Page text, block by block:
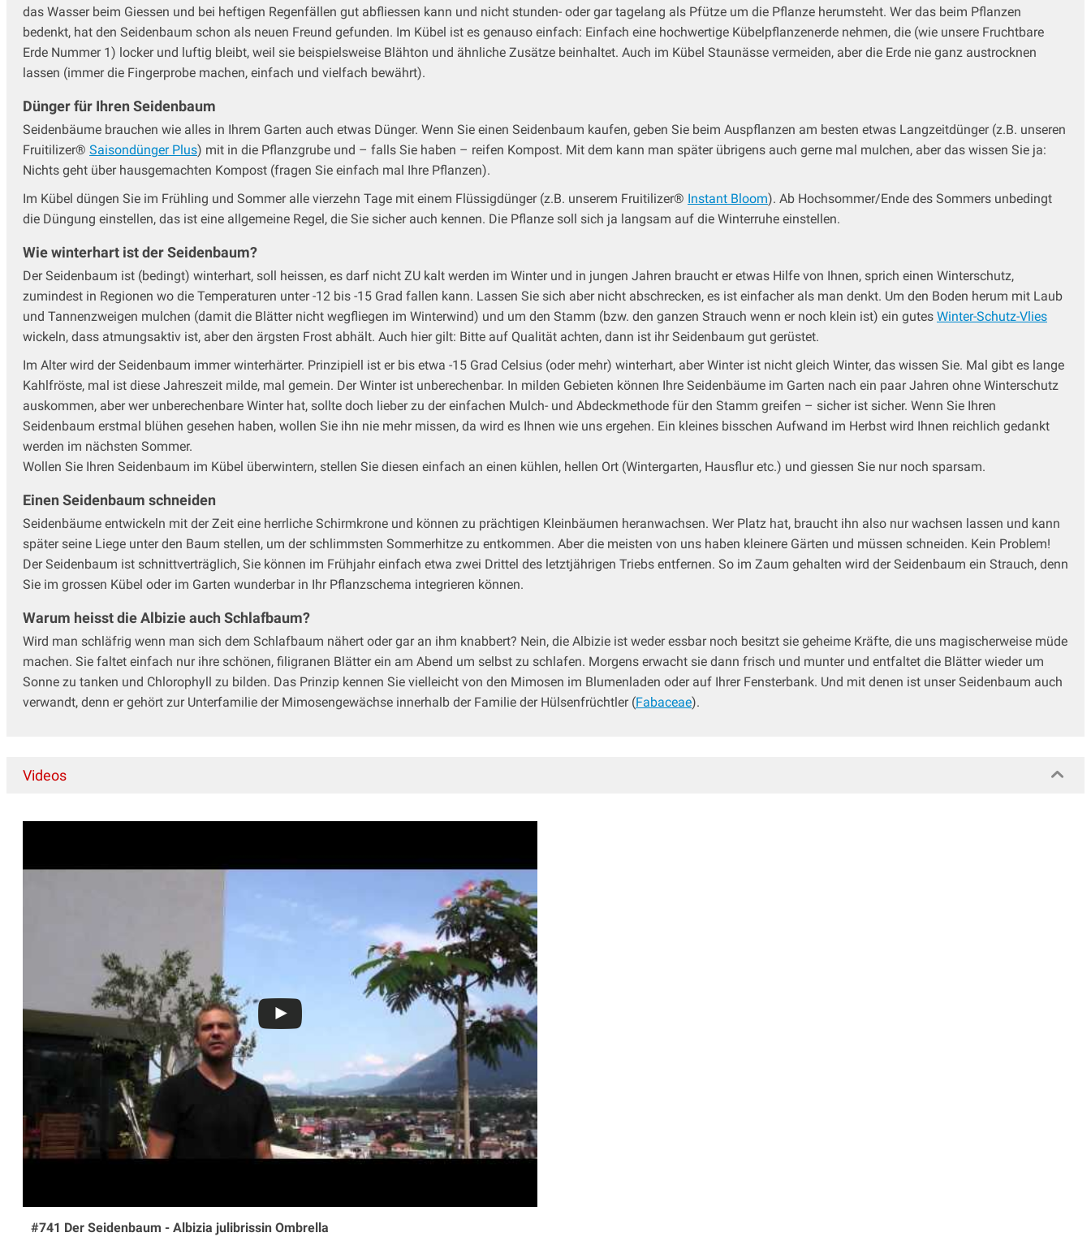
das Wasser beim Giessen und bei heftigen Regenfällen gut abfliessen kann und nicht stunden- oder gar tagelang als Pfütze um die Pflanze herumsteht. Wer das beim Pflanzen
bedenkt, hat den Seidenbaum schon als neuen Freund gefunden. Im Kübel ist es genauso einfach: Einfach eine hochwertige Kübelpflanzenerde nehmen, die (wie unsere Fruchtbare
Erde Nummer 1) locker und luftig bleibt, weil sie beispielsweise Blähton und ähnliche Zusätze beinhaltet. Auch im Kübel Staunässe vermeiden, aber die Erde nie ganz austrocknen
lassen (immer die Fingerprobe machen, einfach und vielfach bewährt).
Dünger für Ihren Seidenbaum
Seidenbäume brauchen wie alles in Ihrem Garten auch etwas Dünger. Wenn Sie einen Seidenbaum kaufen, geben Sie beim Auspflanzen am besten etwas Langzeitdünger (z.B. unseren
Fruitilizer® Saisondünger Plus) mit in die Pflanzgrube und – falls Sie haben – reifen Kompost. Mit dem kann man später übrigens auch gerne mal mulchen, aber das wissen Sie ja:
Nichts geht über hausgemachten Kompost (fragen Sie einfach mal Ihre Pflanzen).
Im Kübel düngen Sie im Frühling und Sommer alle vierzehn Tage mit einem Flüssigdünger (z.B. unserem Fruitilizer® Instant Bloom). Ab Hochsommer/Ende des Sommers unbedingt
die Düngung einstellen, das ist eine allgemeine Regel, die Sie sicher auch kennen. Die Pflanze soll sich ja langsam auf die Winterruhe einstellen.
Wie winterhart ist der Seidenbaum?
Der Seidenbaum ist (bedingt) winterhart, soll heissen, es darf nicht ZU kalt werden im Winter und in jungen Jahren braucht er etwas Hilfe von Ihnen, sprich einen Winterschutz,
zumindest in Regionen wo die Temperaturen unter -12 bis -15 Grad fallen kann. Lassen Sie sich aber nicht abschrecken, es ist einfacher als man denkt. Um den Boden herum mit Laub
und Tannenzweigen mulchen (damit die Blätter nicht wegfliegen im Winterwind) und um den Stamm (bzw. den ganzen Strauch wenn er noch klein ist) ein gutes Winter-Schutz-Vlies
wickeln, dass atmungsaktiv ist, aber den ärgsten Frost abhält. Auch hier gilt: Bitte auf Qualität achten, dann ist ihr Seidenbaum gut gerüstet.
Im Alter wird der Seidenbaum immer winterhärter. Prinzipiell ist er bis etwa -15 Grad Celsius (oder mehr) winterhart, aber Winter ist nicht gleich Winter, das wissen Sie. Mal gibt es lange
Kahlfröste, mal ist diese Jahreszeit milde, mal gemein. Der Winter ist unberechenbar. In milden Gebieten können Ihre Seidenbäume im Garten nach ein paar Jahren ohne Winterschutz
auskommen, aber wer unberechenbare Winter hat, sollte doch lieber zu der einfachen Mulch- und Abdeckmethode für den Stamm greifen – sicher ist sicher. Wenn Sie Ihren
Seidenbaum erstmal blühen gesehen haben, wollen Sie ihn nie mehr missen, da wird es Ihnen wie uns ergehen. Ein kleines bisschen Aufwand im Herbst wird Ihnen reichlich gedankt
werden im nächsten Sommer.
Wollen Sie Ihren Seidenbaum im Kübel überwintern, stellen Sie diesen einfach an einen kühlen, hellen Ort (Wintergarten, Hausflur etc.) und giessen Sie nur noch sparsam.
Einen Seidenbaum schneiden
Seidenbäume entwickeln mit der Zeit eine herrliche Schirmkrone und können zu prächtigen Kleinbäumen heranwachsen. Wer Platz hat, braucht ihn also nur wachsen lassen und kann
später seine Liege unter den Baum stellen, um der schlimmsten Sommerhitze zu entkommen. Aber die meisten von uns haben kleinere Gärten und müssen schneiden. Kein Problem!
Der Seidenbaum ist schnittverträglich, Sie können im Frühjahr einfach etwa zwei Drittel des letztjährigen Triebs entfernen. So im Zaum gehalten wird der Seidenbaum ein Strauch, denn
Sie im grossen Kübel oder im Garten wunderbar in Ihr Pflanzschema integrieren können.
Warum heisst die Albizie auch Schlafbaum?
Wird man schläfrig wenn man sich dem Schlafbaum nähert oder gar an ihm knabbert? Nein, die Albizie ist weder essbar noch besitzt sie geheime Kräfte, die uns magischerweise müde
machen. Sie faltet einfach nur ihre schönen, filigranen Blätter ein am Abend um selbst zu schlafen. Morgens erwacht sie dann frisch und munter und entfaltet die Blätter wieder um
Sonne zu tanken und Chlorophyll zu bilden. Das Prinzip kennen Sie vielleicht von den Mimosen im Blumenladen oder auf Ihrer Fensterbank. Und mit denen ist unser Seidenbaum auch
verwandt, denn er gehört zur Unterfamilie der Mimosengewächse innerhalb der Familie der Hülsenfrüchtler (Fabaceae).
Videos
#741 Der Seidenbaum - Albizia julibrissin Ombrella